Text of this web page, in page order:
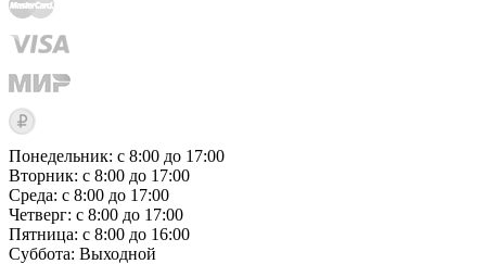
Понедельник: с 8:00 до 17:00
Вторник: с 8:00 до 17:00
Среда: с 8:00 до 17:00
Четверг: с 8:00 до 17:00
Пятница: с 8:00 до 16:00
Суббота: Выходной